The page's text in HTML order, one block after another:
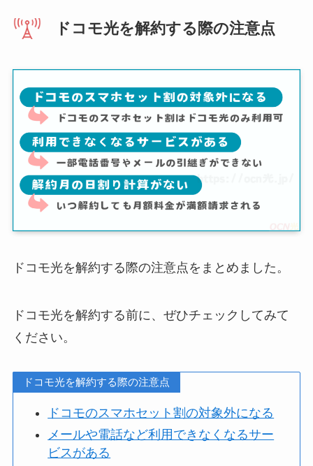
ドコモ光を解約する際の注意点
ドコモ光を解約する際の注意点をまとめました。
ドコモ光を解約する前に、ぜひチェックしてみて
ください。
ドコモ光を解約する際の注意点
ドコモのスマホセット割の対象外になる
メールや電話など利用できなくなるサー
ビスがある